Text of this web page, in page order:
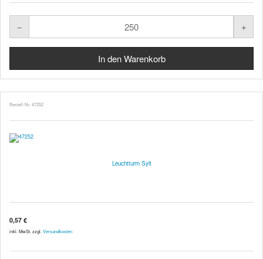
Bestell-Nr. 47252
Leuchtturm Sylt
0,57 €
inkl. MwSt. zzgl. Versandkosten